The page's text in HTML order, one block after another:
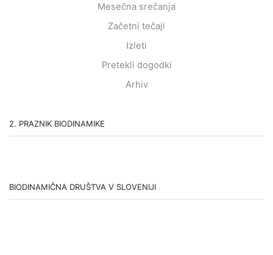
Mesečna srečanja
Začetni tečaji
Izleti
Pretekli dogodki
Arhiv
2. PRAZNIK BIODINAMIKE
BIODINAMIČNA DRUŠTVA V SLOVENIJI